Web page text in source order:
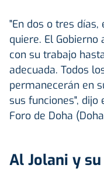
"En dos o tres
quiere. El
con su trabajo
adecuada. Todos
permanecerán en
sus funciones",
Foro de Doha
Al Jolani y